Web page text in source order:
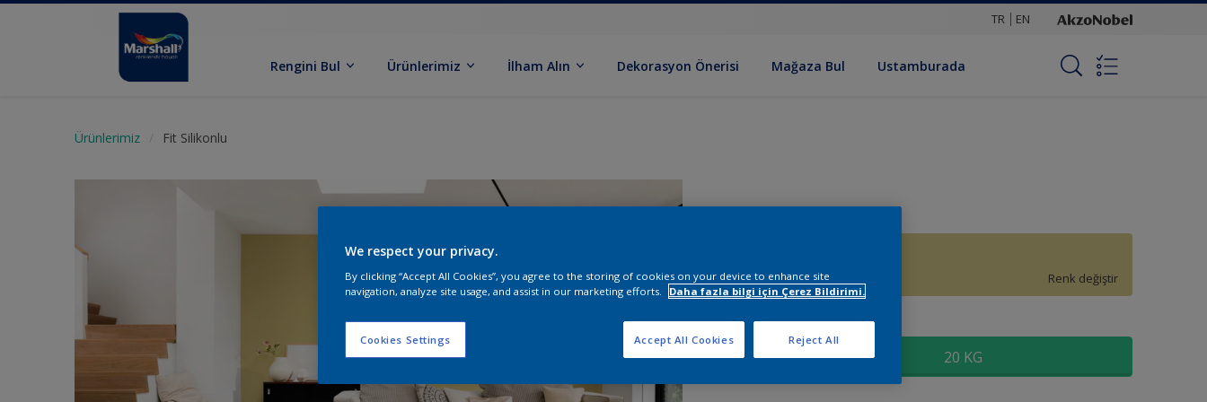
TR EN
Rengini Bul Ürünlerimiz İlham Alın Dekorasyon Önerisi Mağaza Bul Ustamburada
Ürünlerimiz Fit Silikonlu
Renk değiştir
Boyut
20 KG
We respect your privacy.
By clicking “Accept All Cookies”, you agree to the storing of cookies on your device to enhance site
navigation, analyze site usage, and assist in our marketing efforts.
Daha fazla bilgi için Çerez Bildirimi.
Cookies Settings Reject All
Accept All Cookies